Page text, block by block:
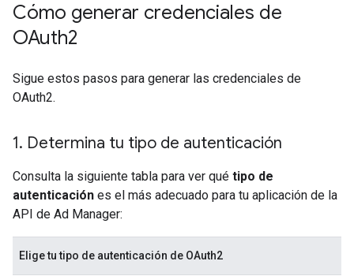
Cómo generar credenciales de
OAuth2
Sigue estos pasos para generar las credenciales de
OAuth2.
1. Determina tu tipo de autenticación
Consulta la siguiente tabla para ver qué tipo de
autenticación es el más adecuado para tu aplicación de la
API de Ad Manager:
Elige tu tipo de autenticación de OAuth2